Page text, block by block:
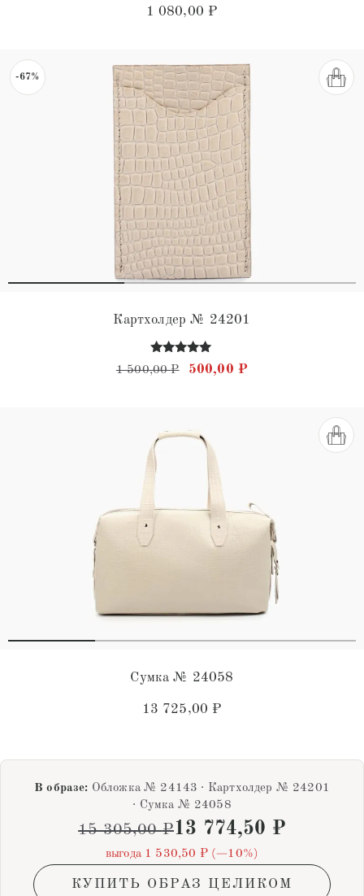
Оценка
4.60
1 080,00 ₽
-67%
Картхолдер № 24201
Оценка
5.00
1 500,00₽ Первоначальная цена
500,00 ₽Текущая цена:
Сумка № 24058
13 725,00 ₽
В образе: Обложка № 24143 · Картхолдер № 24201
· Сумка № 24058
15 305,00₽13 774,50 ₽
выгода 1 530,50 ₽ (−10%)
КУПИТЬ ОБРАЗ ЦЕЛИКОМ